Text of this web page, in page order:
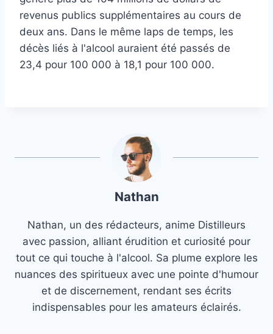
revenus publics supplémentaires au cours de
deux ans. Dans le même laps de temps, les
décès liés à l'alcool auraient été passés de
23,4 pour 100 000 à 18,1 pour 100 000.
Nathan
Nathan, un des rédacteurs, anime Distilleurs
avec passion, alliant érudition et curiosité pour
tout ce qui touche à l'alcool. Sa plume explore les
nuances des spiritueux avec une pointe d'humour
et de discernement, rendant ses écrits
indispensables pour les amateurs éclairés.